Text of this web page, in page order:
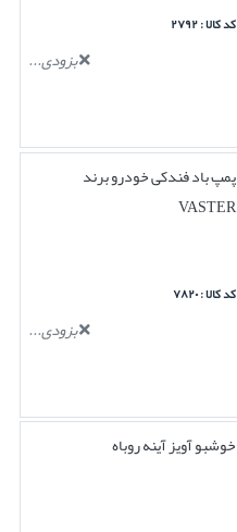
کد کالا : ۲۷۹۲
بزودی...
پمپ باد فندکی خودرو برند
VASTER
کد کالا : ۷۸۲۰
بزودی...
خوشبو آویز آینه روباه